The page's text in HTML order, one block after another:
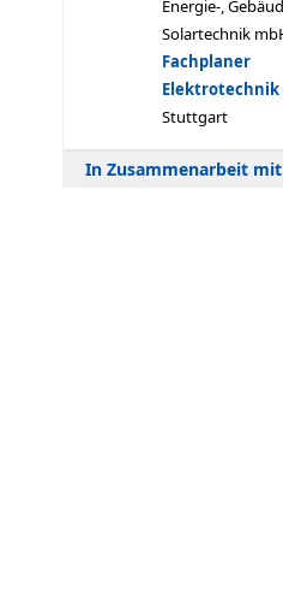
In Zusammenarbeit mit